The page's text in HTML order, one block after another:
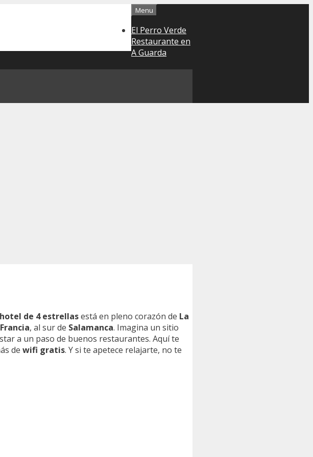
Menu
El Perro Verde
Restaurante en
A Guarda
hotel de 4 estrellasestá en pleno corazón de La
, al sur de Salamanca. Imagina un sitio
a un paso de buenos restaurantes. Aquí te
de wifi gratis. Y si te apetece relajarte, no te